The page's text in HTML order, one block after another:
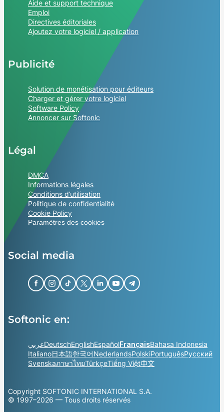
Aide et support technique
Emploi
Directives éditoriales
Ajoutez votre logiciel / application
Publicité
Solution de monétisation pour éditeurs
Charger et gérer votre logiciel
Software Policy
Annoncer sur Softonic
Légal
DMCA
Informations légales
Conditions d’utilisation
Politique de confidentialité
Cookie Policy
Paramètres des cookies
Social media
Softonic en:
عربيDeutschEnglishEspañolFrançaisBahasa Indonesia
Italiano日本語한국어NederlandsPolskiPortuguêsРусский
SvenskaภาษาไทยTürkçeTiếng Việt中文
Copyright SOFTONIC INTERNATIONAL S.A.
© 1997–2026 — Tous droits réservés